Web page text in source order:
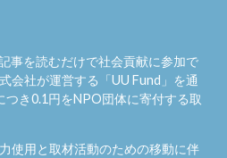
事を読むだけで社会貢献に参加で
会社が運営する「UU Fund 」を通
つき0.1円をNPO団体に寄付する取
使用と取材活動のための移動に伴